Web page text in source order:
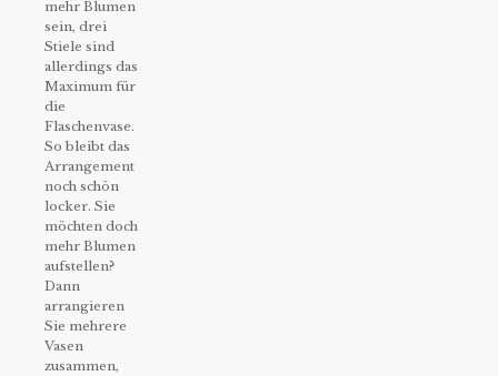
mehr Blumen
sein, drei
Stiele sind
allerdings das
Maximum für
die
Flaschenvase.
So bleibt das
Arrangement
noch schön
locker. Sie
möchten doch
mehr Blumen
aufstellen?
Dann
arrangieren
Sie mehrere
Vasen
zusammen,